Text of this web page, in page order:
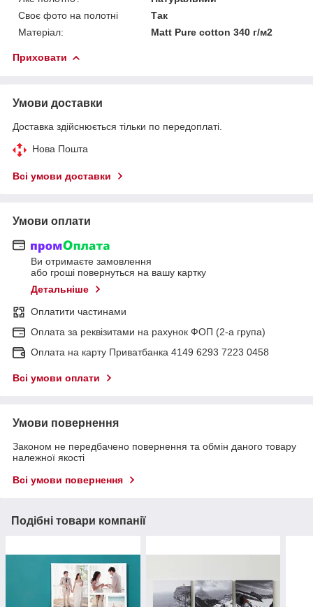
Своє фото на полотні
Так
Матеріал:
Matt Pure cotton 340 г/м2
Приховати
Умови доставки
Доставка здійснюється тільки по передоплаті.
Нова Пошта
Всі умови доставки
Умови оплати
Ви отримаєте замовлення
або гроші повернуться на вашу картку
Детальніше
Оплатити частинами
Оплата за реквізитами на рахунок ФОП (2-а група)
Оплата на карту Приватбанка 4149 6293 7223 0458
Всі умови оплати
Умови повернення
Законом не передбачено повернення та обмін даного товару
належної якості
Всі умови повернення
Подібні товари компанії